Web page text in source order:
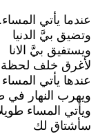
عندما يأتي
وتضيق بيَّ الدنيا
ويستفيق بيَّ الانا
لأغرق خلف لحظة
عندها يأتي المساء
ويهرب النهار في
ويأتي المساء
سأشتاق لك